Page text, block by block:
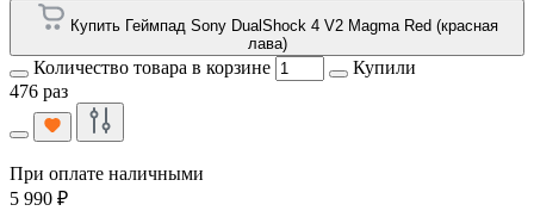
Купить Геймпад Sony DualShock 4 V2 Magma Red (красная
лава)
Количество товара в корзине
Купили
476 раз
При оплате наличными
5 990 ₽